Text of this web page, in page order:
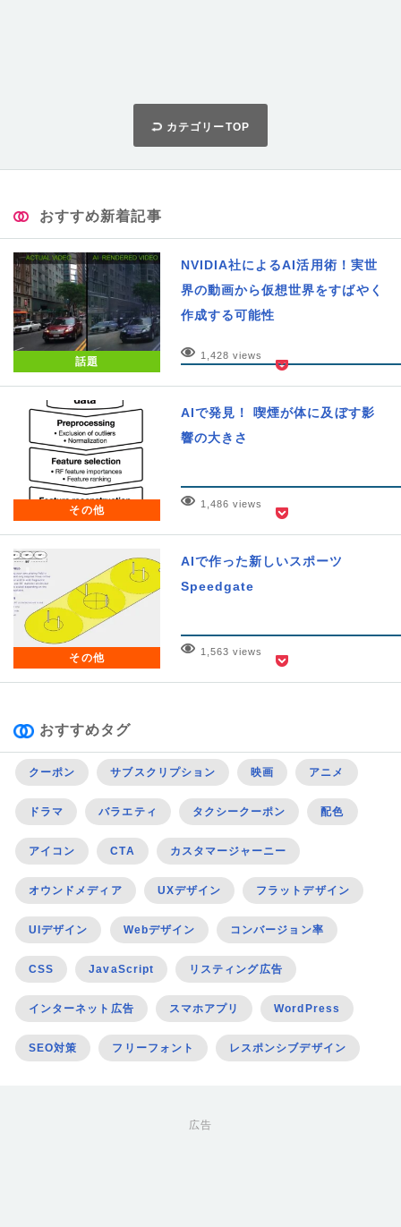
カテゴリーTOP
おすすめ新着記事
話題
NVIDIA社によるAI活用術！実世
界の動画から仮想世界をすばやく
作成する可能性
1,428 views
その他
AIで発見！ 喫煙が体に及ぼす影
響の大きさ
1,486 views
その他
AIで作った新しいスポーツ
Speedgate
1,563 views
おすすめタグ
クーポン サブスクリプション 映画 アニメ
ドラマ バラエティ タクシークーポン 配色
アイコン CTA カスタマージャーニー
オウンドメディア UXデザイン フラットデザイン
UIデザイン Webデザイン コンバージョン率
CSS JavaScript リスティング広告
インターネット広告 スマホアプリ WordPress
SEO対策 フリーフォント レスポンシブデザイン
広告